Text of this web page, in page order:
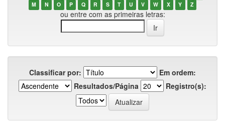
M
N O P Q R S T U V W X Y Z
ou entre com as primeiras letras:
Classificar por:
Em ordem:
Resultados/Página
Registro(s):